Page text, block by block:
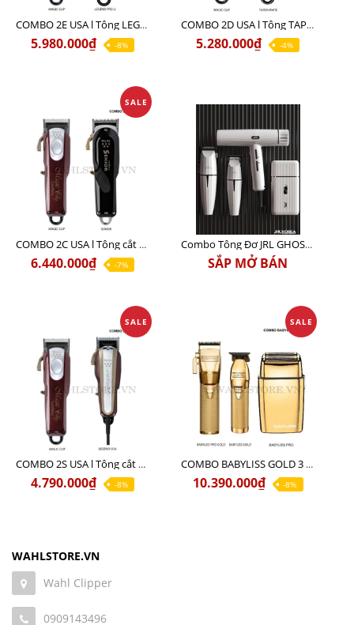
COMBO 2E USA l Tông LEGEND PRO LI + Tông MAGIC CLIP
5.980.000₫ -8%
COMBO 2D USA l Tông TAPER WHITE + Tông MAGIC CLIP
5.280.000₫ -4%
SALE
COMBO 2C USA l Tông cắt Senior + Tông cắt Magic clip
6.440.000₫ -7%
Combo Tông Đơ JRL GHOST 3 Limited Edition Chính Hãng USA
SẮP MỞ BÁN
SALE
COMBO 2S USA l Tông cắt LEGEND USA CÓ DÂY 220V + Tông pin MAGIC CLIP
4.790.000₫ -8%
SALE
COMBO BABYLISS GOLD 3 cao cấp chính hãng
10.390.000₫ -8%
WAHLSTORE.VN
Wahl Clipper
0909143496